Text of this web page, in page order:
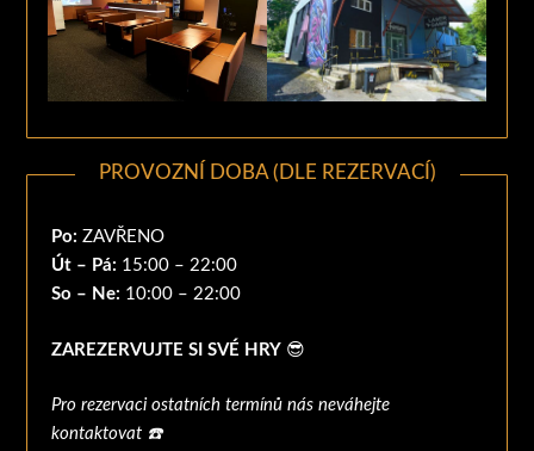
PROVOZNÍ DOBA (DLE REZERVACÍ)
Po:ZAVŘENO
Út – Pá: 15:00 – 22:00
So – Ne: 10:00 – 22:00
ZAREZERVUJTE SI SVÉ HRY 😎
Pro rezervaci ostatních termínů nás neváhejte
kontaktovat ☎️